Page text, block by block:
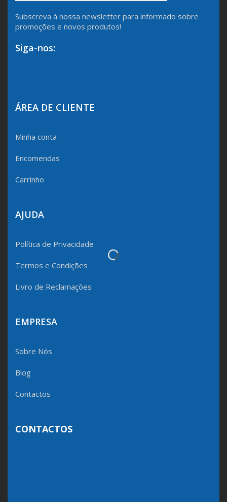
Subscreva à nossa newsletter para informado sobre
promoções e novos produtos!
Siga-nos:
ÁREA DE CLIENTE
Minha conta
Encomendas
Carrinho
AJUDA
Política de Privacidade
Termos e Condições
Livro de Reclamações
EMPRESA
Sobre Nós
Blog
Contactos
CONTACTOS